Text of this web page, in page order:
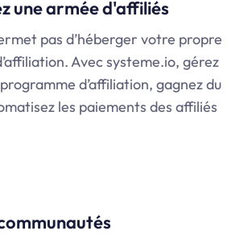
une armée d'affiliés
pas d’héberger votre propre
Avec systeme.io, gérez
d’affiliation, gagnez du
les paiements des affiliés